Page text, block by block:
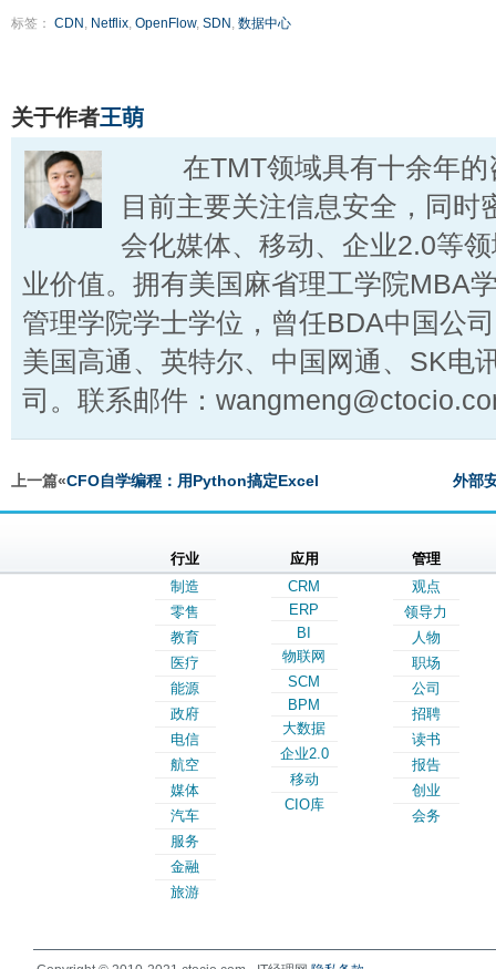
标签： CDN , Netflix, OpenFlow, SDN , 数据中心
关于作者王萌
在TMT领域具有十余年的
目前主要关注信息安全，同时
会化媒体、移动、企业2.0等
业价值。拥有美国麻省理工学院MBA
管理学院学士学位，曾任BDA中国公
美国高通、英特尔、中国网通、SK电
司。联系邮件：
上一篇«CFO自学编程：用Python搞定Excel 外部
行业
制造
零售
教育
医疗
能源
政府
电信
航空
媒体
汽车
服务
金融
旅游
应用
CRM
ERP
BI
物联网
SCM
BPM
大数据
企业2.0
移动
CIO库
管理
观点
领导力
人物
职场
公司
招聘
读书
报告
创业
会务